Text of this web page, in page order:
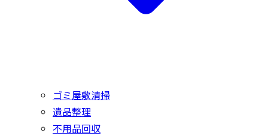
ゴミ屋敷清掃
遺品整理
不用品回収